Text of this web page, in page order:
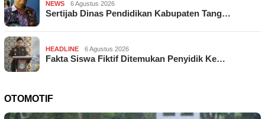
NEWS 6 Agustus 2026
Sertijab Dinas Pendidikan Kabupaten Tang…
HEADLINE 6 Agustus 2026
Fakta Siswa Fiktif Ditemukan Penyidik Ke…
OTOMOTIF